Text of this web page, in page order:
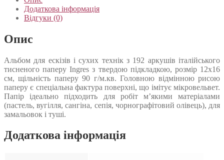
Додаткова інформація
Відгуки (0)
Опис
Альбом для ескізів і сухих технік з 192 аркушів італійського
тисненого паперу Ingres з твердою підкладкою, розмір 12х16
см, щільність паперу 90 г/м.кв. Головною відмінною рисою
паперу є спеціальна фактура поверхні, що імітує мікровельвет.
Папір ідеально підходить для робіт м’якими матеріалами
(пастель, вугілля, сангіна, сепія, чорнографітовий олівець), для
замальовок і туші.
Додаткова інформація